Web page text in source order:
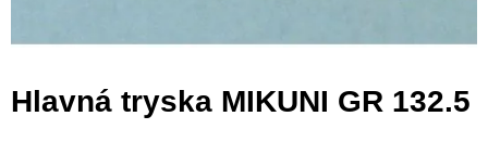
Hlavná tryska MIKUNI GR 132.5